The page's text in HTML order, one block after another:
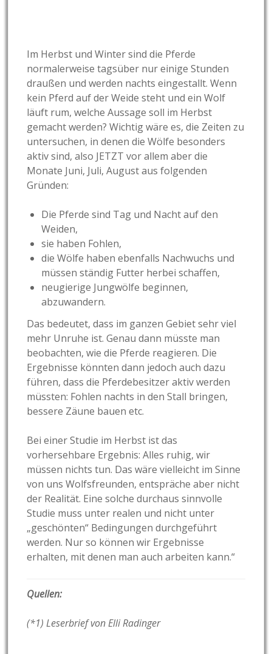
Im Herbst und Winter sind die Pferde
normalerweise tagsüber nur einige Stunden
draußen und werden nachts eingestallt. Wenn
kein Pferd auf der Weide steht und ein Wolf
läuft rum, welche Aussage soll im Herbst
gemacht werden? Wichtig wäre es, die Zeiten zu
untersuchen, in denen die Wölfe besonders
aktiv sind, also JETZT vor allem aber die
Monate Juni, Juli, August aus folgenden
Gründen:
Die Pferde sind Tag und Nacht auf den
Weiden,
sie haben Fohlen,
die Wölfe haben ebenfalls Nachwuchs und
müssen ständig Futter herbei schaffen,
neugierige Jungwölfe beginnen,
abzuwandern.
Das bedeutet, dass im ganzen Gebiet sehr viel
mehr Unruhe ist. Genau dann müsste man
beobachten, wie die Pferde reagieren. Die
Ergebnisse könnten dann jedoch auch dazu
führen, dass die Pferdebesitzer aktiv werden
müssten: Fohlen nachts in den Stall bringen,
bessere Zäune bauen etc.
Bei einer Studie im Herbst ist das
vorhersehbare Ergebnis: Alles ruhig, wir
müssen nichts tun. Das wäre vielleicht im Sinne
von uns Wolfsfreunden, entspräche aber nicht
der Realität. Eine solche durchaus sinnvolle
Studie muss unter realen und nicht unter
„geschönten“ Bedingungen durchgeführt
werden. Nur so können wir Ergebnisse
erhalten, mit denen man auch arbeiten kann.“
Quellen:
(*1) Leserbrief von Elli Radinger